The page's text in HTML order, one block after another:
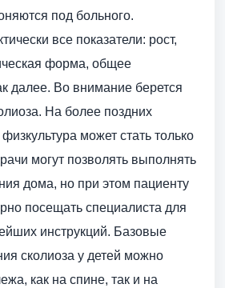
под больного.
все показатели: рост,
форма, общее
далее. Во внимание берется
На более поздних
может стать только
могут позволять выполнять
дома, но при этом пациенту
посещать специалиста для
инструкций. Базовые
сколиоза у детей можно
как на спине, так и на